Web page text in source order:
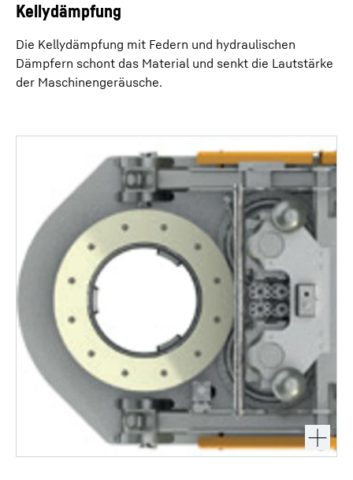
Kellydämpfung
Die Kellydämpfung mit Federn und hydraulischen
Dämpfern schont das Material und senkt die Lautstärke
der Maschinengeräusche.